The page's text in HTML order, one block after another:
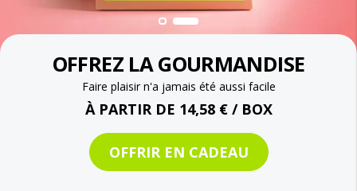
OFFREZ LA GOURMANDISE
Faire plaisir n'a jamais été aussi facile
À PARTIR DE 14,58 € / BOX
OFFRIR EN CADEAU